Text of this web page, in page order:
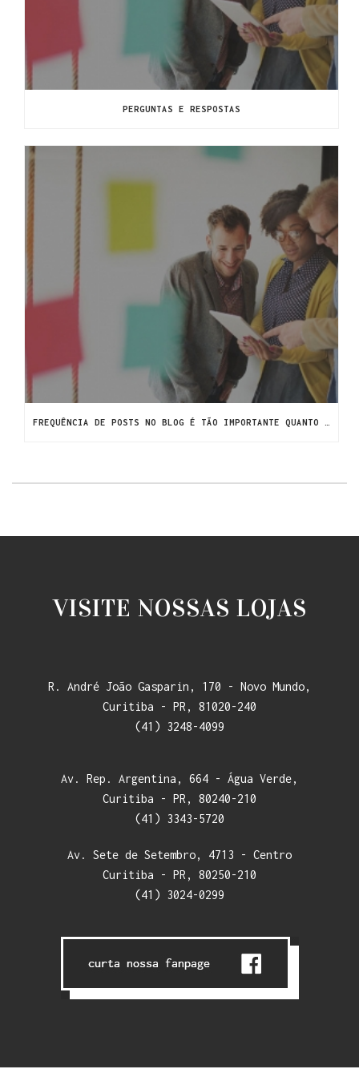
PERGUNTAS E RESPOSTAS
VISITE NOSSAS LOJAS
R. André João Gasparin, 170 - Novo Mundo,
Curitiba - PR, 81020-240
(41) 3248-4099
Av. Rep. Argentina, 664 - Água Verde,
Curitiba - PR, 80240-210
(41) 3343-5720
Av. Sete de Setembro, 4713 - Centro
Curitiba - PR, 80250-210
(41) 3024-0299